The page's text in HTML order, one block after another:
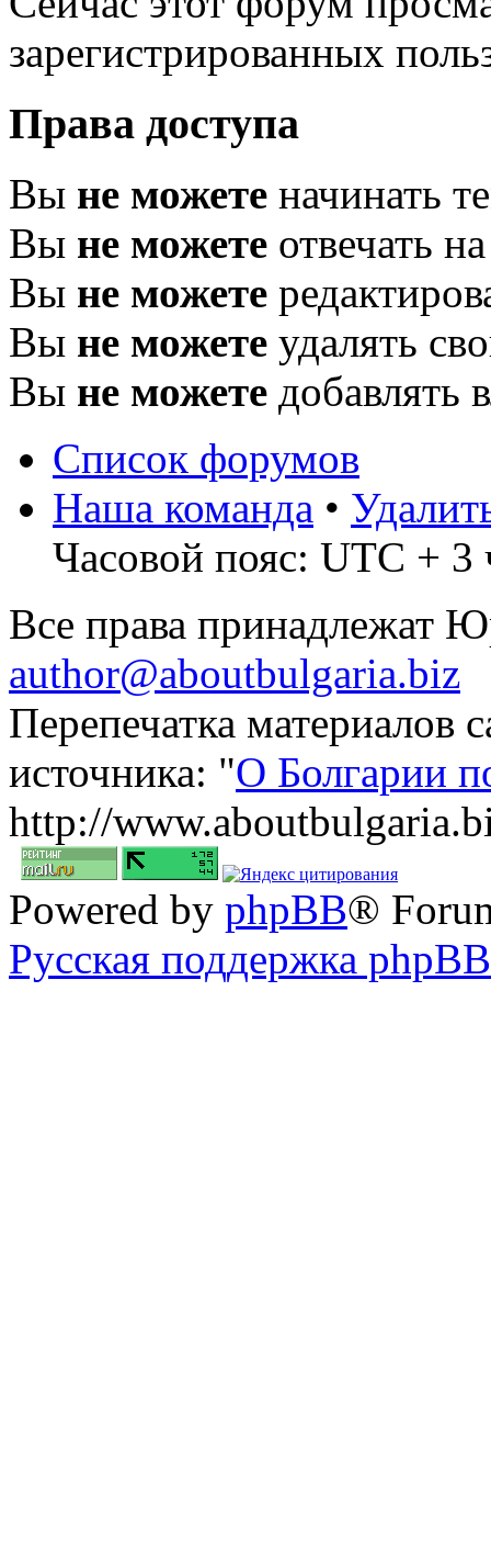
зарегистрированных
Права доступа
Вы не можете начинать
Вы не можете отвечать
Вы не можете
Вы не можете удалять
Вы не можете добавлять
Список форумов
Наша команда •
Часовой пояс: UTC + 3
Все права принадлежат
author@aboutbulgaria.biz
Перепечатка материалов
источника: "О Болгарии
http://
Powered by phpBB®
Русская поддержка phpBB